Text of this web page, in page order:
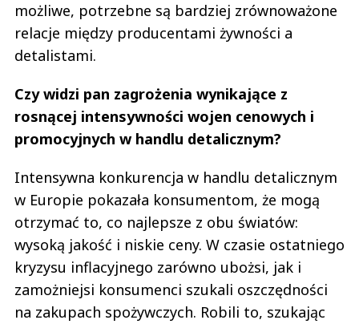
możliwe, potrzebne są bardziej zrównoważone
relacje między producentami żywności a
detalistami.
Czy widzi pan zagrożenia wynikające z
rosnącej intensywności wojen cenowych i
promocyjnych w handlu detalicznym?
Intensywna konkurencja w handlu detalicznym
w Europie pokazała konsumentom, że mogą
otrzymać to, co najlepsze z obu światów:
wysoką jakość i niskie ceny. W czasie ostatniego
kryzysu inflacyjnego zarówno ubożsi, jak i
zamożniejsi konsumenci szukali oszczędności
na zakupach spożywczych. Robili to, szukając